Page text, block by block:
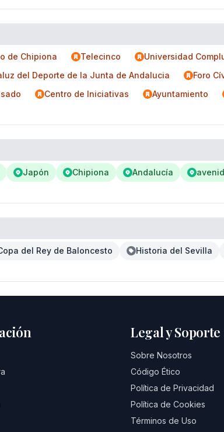
de Chipiona Telecinco Universidad
del Deporte de la Junta de Andalucia Foro
Centro de Iniciativas Ayuntamiento
Japón Chipiona Andalucía
del Rey de Baloncesto Historia del Sevilla
Legal y Soporte
Sobre Nosotros
Código Ético
Política de Privacidad
Política de Cookies
Términos de Uso